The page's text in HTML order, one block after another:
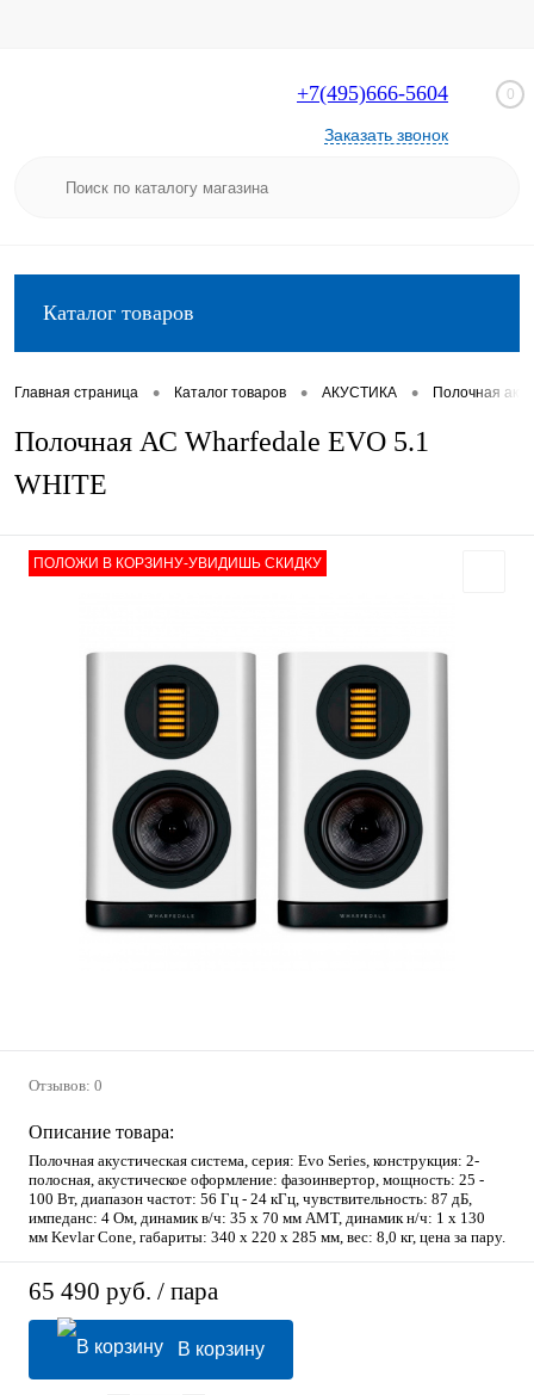
+7(495)666-5604
Заказать звонок
0
Каталог товаров
Главная страница • Каталог товаров • АКУСТИКА • Полочная
Полочная АС Wharfedale EVO 5.1
WHITE
ПОЛОЖИ В КОРЗИНУ-УВИДИШЬ СКИДКУ
Отзывов: 0
Описание товара:
Полочная акустическая система, серия: Evo Series, конструкция: 2-
полосная, акустическое оформление: фазоинвертор, мощность: 25 -
100 Вт, диапазон частот: 56 Гц - 24 кГц, чувствительность: 87 дБ,
импеданс: 4 Ом, динамик в/ч: 35 x 70 мм AMT, динамик н/ч: 1 х 130
мм Kevlar Cone, габариты: 340 x 220 x 285 мм, вес: 8,0 кг, цена за пару.
65 490 руб. / пара
В корзину